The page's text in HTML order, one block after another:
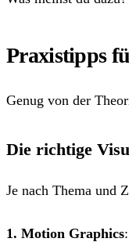
Praxistipps
Genug von der
Die richtige
Je nach Thema und
1. Motion Graphics